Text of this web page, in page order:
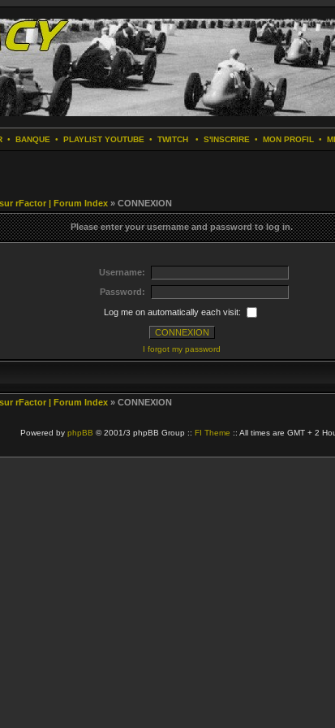
• BANQUE • PLAYLIST YOUTUBE • TWITCH• S'INSCRIRE • MON PROFIL •
rFactor | Forum Index » CONNEXION
Please enter your username and password to log in.
Username:
Password:
Log me on automatically each visit:
I forgot my password
rFactor | Forum Index » CONNEXION
Powered by phpBB © 2001/3 phpBB Group :: FI Theme :: All times are GMT + 2